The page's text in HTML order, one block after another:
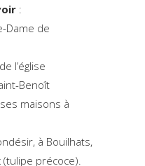
:
Dame de
l’église
Benoît
maisons à
à Bouilhats,
précoce).